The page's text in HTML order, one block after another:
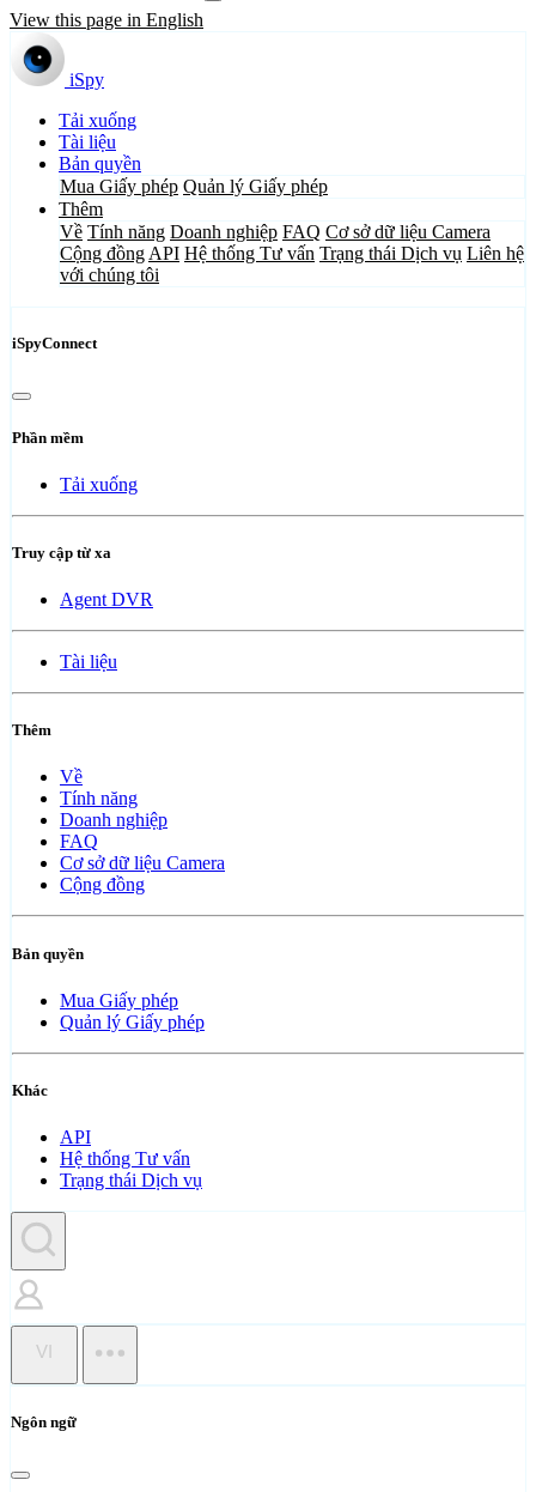
View this page in English
iSpy
Tải xuống
Tài liệu
Bản quyền
Mua Giấy phép Quản lý Giấy phép
Thêm
Về Tính năng Doanh nghiệp FAQ Cơ sở dữ liệu Camera
Cộng đồng API Hệ thống Tư vấn Trạng thái Dịch vụ Liên hệ
với chúng tôi
iSpyConnect
Phần mềm
Tải xuống
Truy cập từ xa
Agent DVR
Tài liệu
Thêm
Về
Tính năng
Doanh nghiệp
FAQ
Cơ sở dữ liệu Camera
Cộng đồng
Bản quyền
Mua Giấy phép
Quản lý Giấy phép
Khác
API
Hệ thống Tư vấn
Trạng thái Dịch vụ
VI
Ngôn ngữ